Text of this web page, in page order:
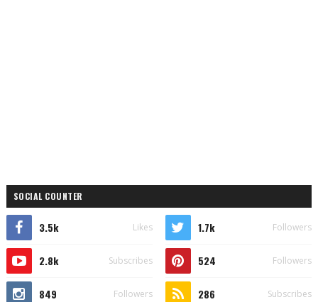
SOCIAL COUNTER
3.5k Likes 1.7k Followers
2.8k Subscribes 524 Followers
849 Followers 286 Subscribes